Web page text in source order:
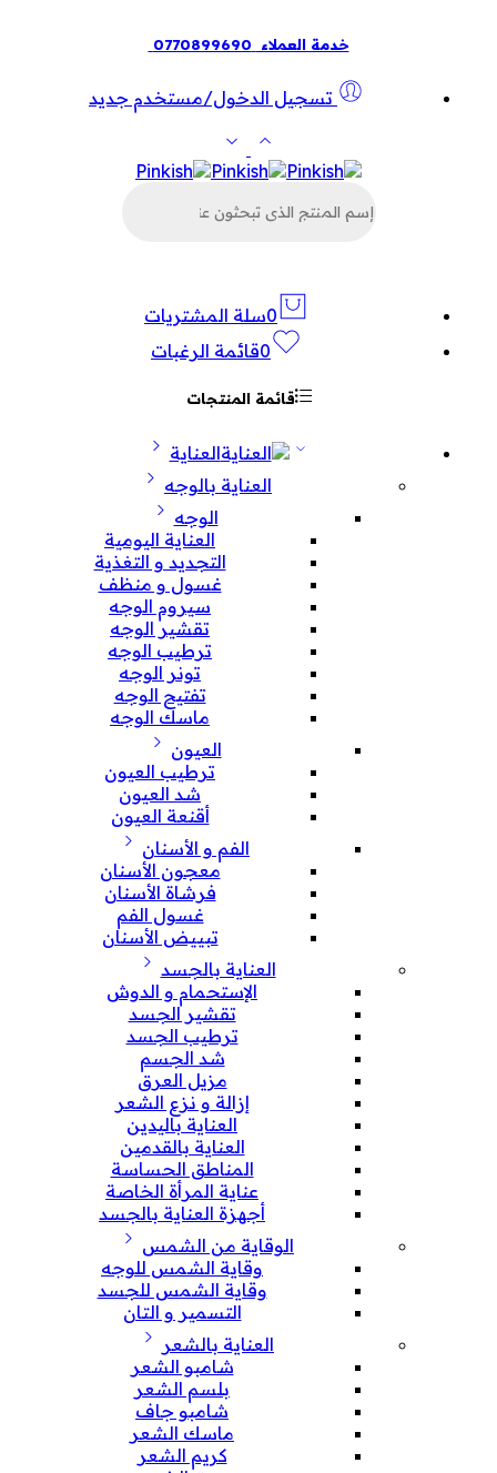
خدمة العملاء 0770899690
تسجيل الدخول/مستخدم جديد
عن
0سلة المشتريات
0قائمة الرغبات
قائمة المنتجات
العناية
العناية بالوجه
الوجه
العناية اليومية
التجديد و التغذية
غسول و منظف
سيروم الوجه
تقشير الوجه
ترطيب الوجه
تونر الوجه
تفتيح الوجه
ماسك الوجه
العيون
ترطيب العيون
شد العيون
أقنعة العيون
الفم و الأسنان
معجون الأسنان
فرشاة الأسنان
غسول الفم
تبييض الأسنان
العناية بالجسد
الإستحمام و الدوش
تقشير الجسد
ترطيب الجسد
شد الجسم
مزيل العرق
إزالة و نزع الشعر
العناية باليدين
العناية بالقدمين
المناطق الحساسة
عناية المرأة الخاصة
أجهزة العناية بالجسد
الوقاية من الشمس
وقاية الشمس للوجه
وقاية الشمس للجسد
التسمير و التان
العناية بالشعر
شامبو الشعر
بلسم الشعر
شامبو جاف
ماسك الشعر
كريم الشعر